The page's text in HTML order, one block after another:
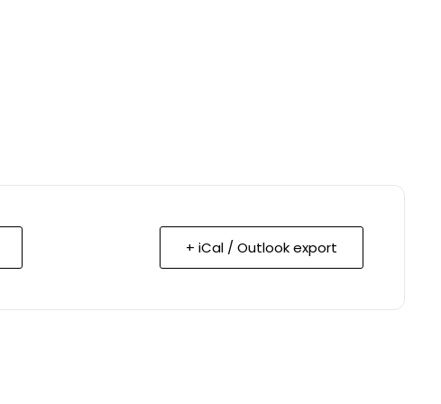
+ iCal / Outlook export